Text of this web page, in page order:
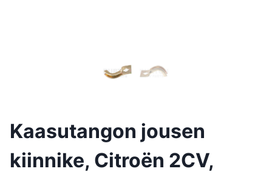
Kaasutangon jousen
kiinnike, Citroën 2CV,